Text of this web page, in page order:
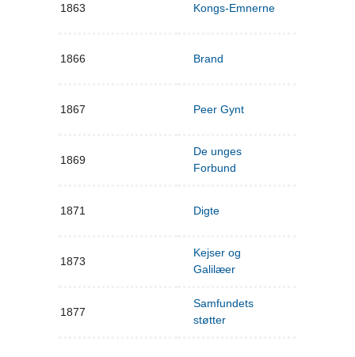
1863 Kongs-Emnerne
1866 Brand
1867 Peer Gynt
1869
De unges
Forbund
1871 Digte
1873
Kejser og
Galilæer
1877
Samfundets
støtter